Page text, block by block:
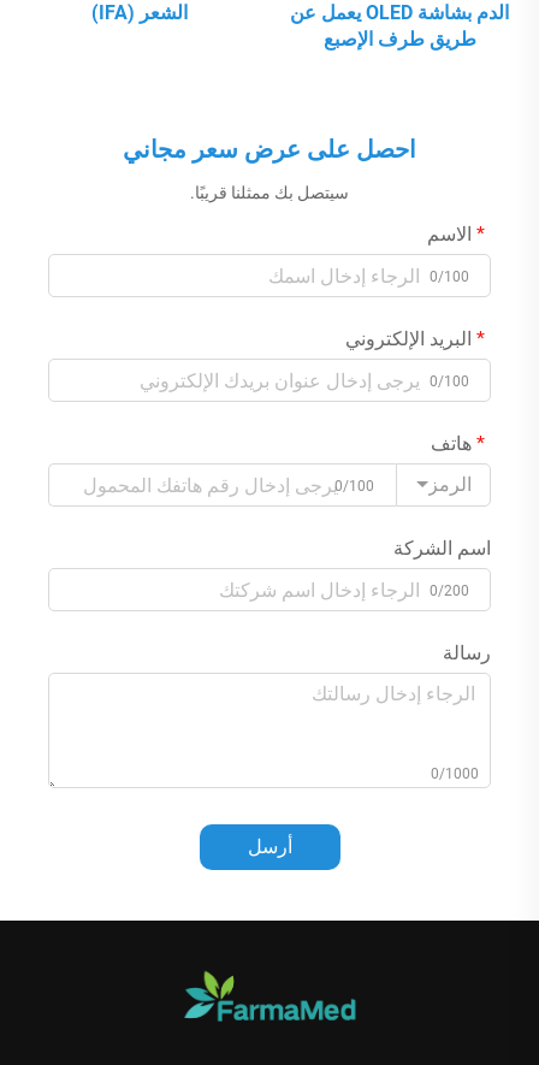
الشعر (IFA)
الدم بشاشة OLED يعمل عن
طريق طرف الإصبع
احصل على عرض سعر مجاني
سيتصل بك ممثلنا قريبًا.
الاسم
0/100
البريد الإلكتروني
0/100
هاتف
الرمز
0/100
اسم الشركة
0/200
رسالة
0/1000
أرسل